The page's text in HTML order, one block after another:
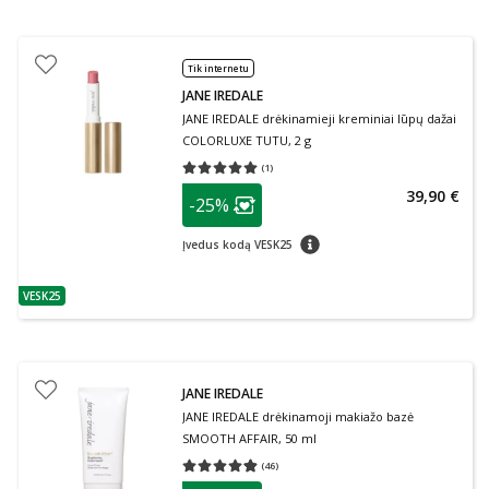
patarimas
VESK25
Tik internetu
JANE IREDALE
JANE IREDALE drėkinamieji kreminiai lūpų dažai
COLORLUXE TUTU, 2 g
(1)
Vidutinis įvertinimas 5.00
patarimas
Lojalumo klubo narių nuolaida
-25%
Įvedus kodą VESK25 patarimas
39,90 €
JANE IREDALE
JANE IREDALE drėkinamoji makiažo bazė
SMOOTH AFFAIR, 50 ml
(46)
Vidutinis įvertinimas 4.83